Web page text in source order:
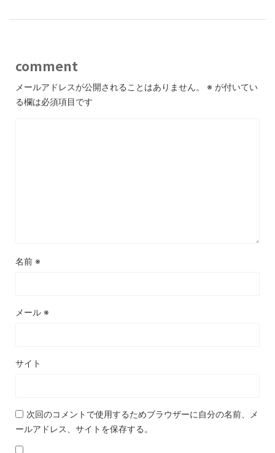
comment
メールアドレスが公開されることはありません。 ※ が付いてい
る欄は必須項目です
名前 ※
メール ※
サイト
次回のコメントで使用するためブラウザーに自分の名前、メ
ールアドレス、サイトを保存する。